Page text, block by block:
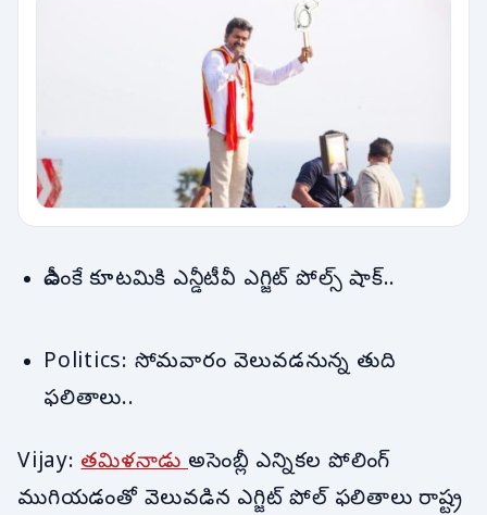
డీఎంకే కూటమికి ఎన్డీటీవీ ఎగ్జిట్ పోల్స్ షాక్..
Politics: సోమవారం వెలువడనున్న తుది
ఫలితాలు..
Vijay:తమిళనాడుఅసెంబ్లీ ఎన్నికల పోలింగ్
ముగియడంతో వెలువడిన ఎగ్జిట్ పోల్ ఫలితాలు రాష్ట్ర